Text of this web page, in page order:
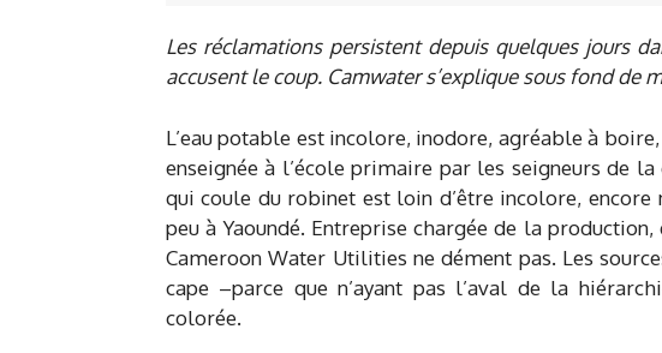
Les réclamations persistent depuis quelques jours
accusent le coup. Camwater s’explique sous fond de
L’eau potable est incolore, inodore, agréable à
enseignée à l’école primaire par les seigneurs de la
qui coule du robinet est loin d’être incolore, encore
peu à Yaoundé. Entreprise chargée de la
Cameroon Water Utilities ne dément pas. Les
cape –parce que n’ayant pas l’aval de la
colorée.